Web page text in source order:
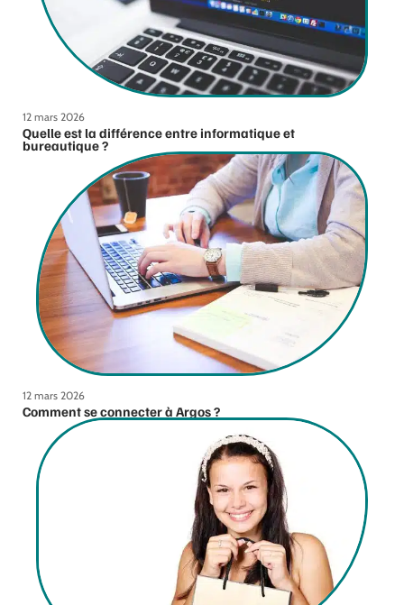
12 mars 2026
Quelle est la différence entre informatique et
bureautique ?
12 mars 2026
Comment se connecter à Argos ?